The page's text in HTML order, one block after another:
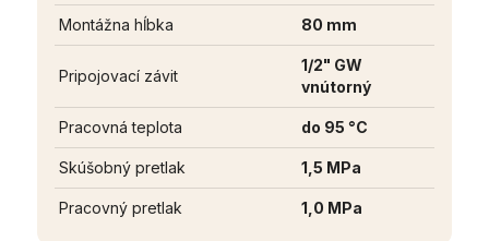
Montážna hĺbka 80 mm
Pripojovací závit
1/2" GW
vnútorný
Pracovná teplota do 95 °C
Skúšobný pretlak 1,5 MPa
Pracovný pretlak 1,0 MPa